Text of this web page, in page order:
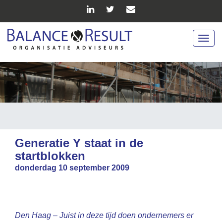
Generatie Y staat in de
startblokken
donderdag 10 september 2009
Den Haag – Juist in deze tijd doen ondernemers er